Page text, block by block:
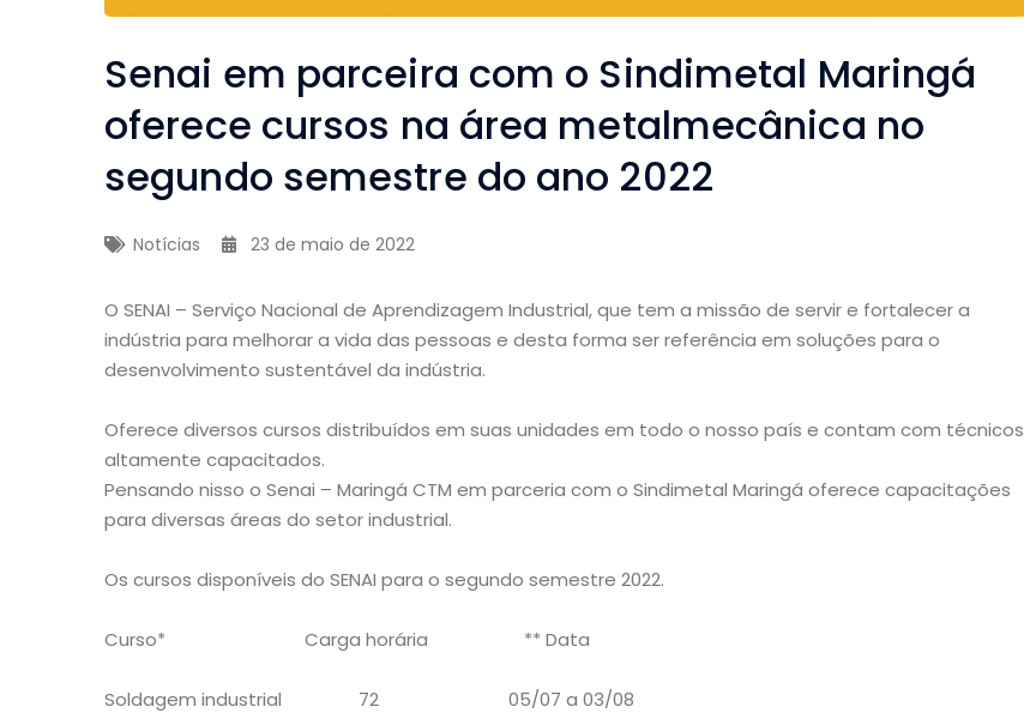
Senai em parceira com o Sindimetal Maringá
oferece cursos na área metalmecânica no
segundo semestre do ano 2022
Notícias 23 de maio de 2022
O SENAI – Serviço Nacional de Aprendizagem Industrial, que tem a missão de servir e fortalecer a
indústria para melhorar a vida das pessoas e desta forma ser referência em soluções para o
desenvolvimento sustentável da indústria.
Oferece diversos cursos distribuídos em suas unidades em todo o nosso país e contam com técnicos
altamente capacitados.
Pensando nisso o Senai – Maringá CTM em parceria com o Sindimetal Maringá oferece capacitações
para diversas áreas do setor industrial.
Os cursos disponíveis do SENAI para o segundo semestre 2022.
Curso* Carga horária ** Data
Soldagem industrial 72 05/07 a 03/08